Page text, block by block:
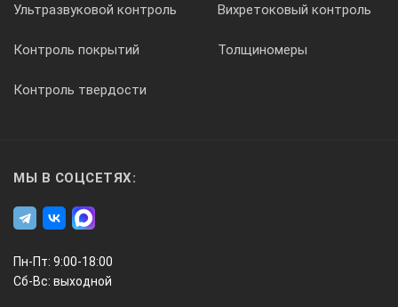
Ультразвуковой контроль Вихретоковый контроль
Контроль покрытий Толщиномеры
Контроль твердости
МЫ В СОЦСЕТЯХ:
Пн-Пт: 9:00-18:00
Сб-Вс: выходной